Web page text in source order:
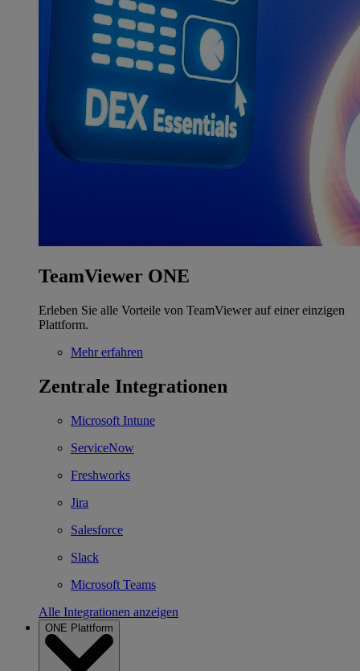
TeamViewer ONE
Erleben Sie alle Vorteile von TeamViewer auf einer einzigen
Plattform.
Mehr erfahren
Zentrale Integrationen
Microsoft Intune
ServiceNow
Freshworks
Jira
Salesforce
Slack
Microsoft Teams
Alle Integrationen anzeigen
ONE Plattform